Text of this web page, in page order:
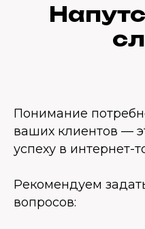
Понимание
ваших клиентов —
успеху в интернет-
Рекомендуем
вопросов: